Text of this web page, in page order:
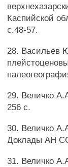
Каспийской
с.48-57.
28. Васильев
29. Величко
256 с.
30. Величко
Доклады АН
31. Величко